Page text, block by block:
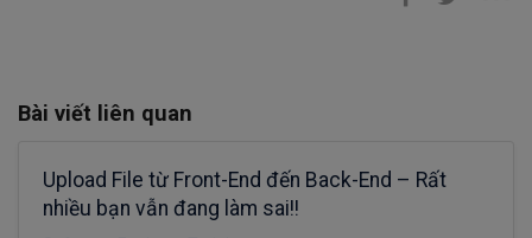
Bài viết liên quan
Upload File từ Front-End đến Back-End – Rất
nhiều bạn vẫn đang làm sai!!